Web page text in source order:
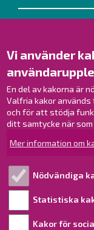
Vi använder
En del av kakorna är
Valfria kakor
och för att stödja
ditt samtycke när
Mer information om
Nödvändiga
Statistiska
Kakor för